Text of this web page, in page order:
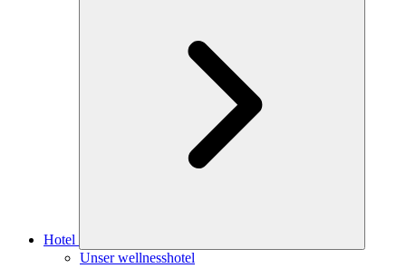
Hotel
Unser wellnesshotel